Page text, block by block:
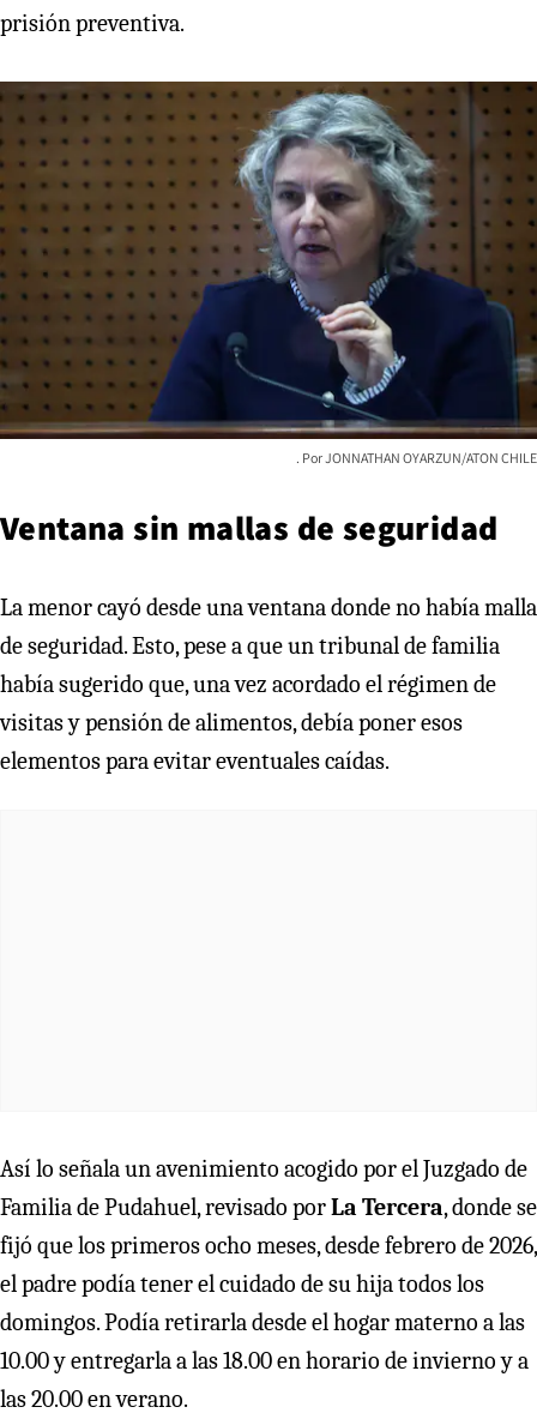
prisión preventiva.
JONNATHAN OYARZUN/ATON CHILE
Ventana sin mallas de seguridad
La menor cayó desde una ventana donde no había malla
de seguridad. Esto, pese a que un tribunal de familia
había sugerido que, una vez acordado el régimen de
visitas y pensión de alimentos, debía poner esos
elementos para evitar eventuales caídas.
Así lo señala un avenimiento acogido por el Juzgado de
Familia de Pudahuel, revisado porLa Tercera, donde se
fijó que los primeros ocho meses, desde febrero de 2026,
el padre podía tener el cuidado de su hija todos los
domingos. Podía retirarla desde el hogar materno a las
10.00 y entregarla a las 18.00 en horario de invierno y a
las 20.00 en verano.